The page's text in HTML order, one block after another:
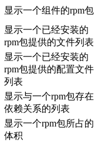
显示一个组件的rpm包
显示一个已经安装的
rpm包提供的文件列表
显示一个已经安装的
rpm包提供的配置文件
列表
显示与一个rpm包存在
依赖关系的列表
显示一个rpm包所占的
体积